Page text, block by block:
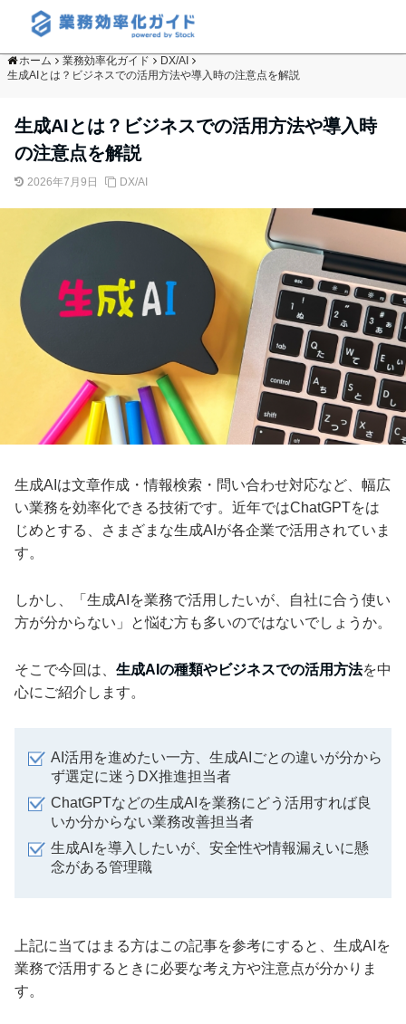
ホーム 業務効率化ガイド
DX/AI
生成AIとは？ビジネスでの活用方法や導入時の注意点を解説
生成AIとは？ビジネスでの活用方法や導入時
の注意点を解説
2026年7月9日 DX/AI
生成AIは文章作成・情報検索・問い合わせ対応など、幅広
い業務を効率化できる技術です。近年ではChatGPTをは
じめとする、さまざまな生成AIが各企業で活用されていま
す。
しかし、「生成AIを業務で活用したいが、自社に合う使い
方が分からない」と悩む方も多いのではないでしょうか。
そこで今回は、 生成AIの種類やビジネスでの活用方法を中
心にご紹介します。
AI活用を進めたい一方、生成AIごとの違いが分から
ず選定に迷うDX推進担当者
ChatGPTなどの生成AIを業務にどう活用すれば良
いか分からない業務改善担当者
生成AIを導入したいが、安全性や情報漏えいに懸
念がある管理職
上記に当てはまる方はこの記事を参考にすると、生成AIを
業務で活用するときに必要な考え方や注意点が分かりま
す。